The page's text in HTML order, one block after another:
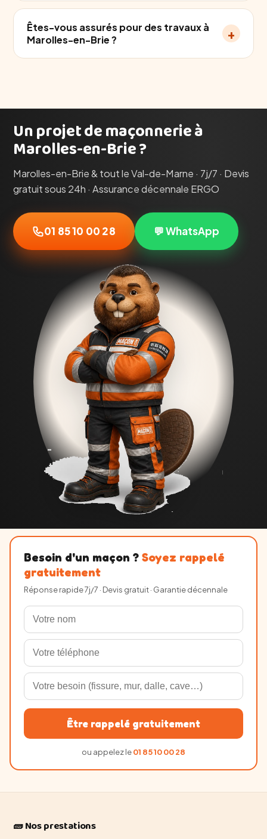
Êtes-vous assurés pour des travaux à
Marolles-en-Brie ?
+
Un projet de maçonnerie à
Marolles-en-Brie ?
Marolles-en-Brie & tout le Val-de-Marne · 7j/7 · Devis
gratuit sous 24h · Assurance décennale ERGO
01 85 10 00 28 💬 WhatsApp
Besoin d'un maçon ? Soyez rappelé
gratuitement
Réponse rapide 7j/7 · Devis gratuit · Garantie décennale
Être rappelé gratuitement
ou appelez le01 85 10 00 28
🧱 Nos prestations